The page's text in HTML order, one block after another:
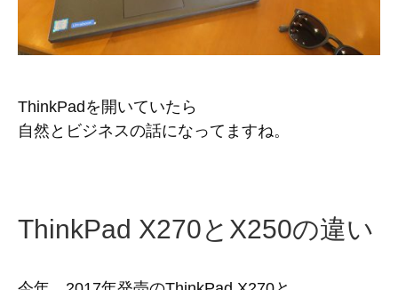
ThinkPadを開いていたら
自然とビジネスの話になってますね。
ThinkPad X270とX250の違い